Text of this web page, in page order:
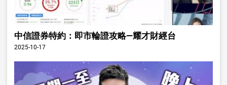
中信證券特約：即市輪證攻略—耀才財經台
2025-10-17